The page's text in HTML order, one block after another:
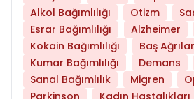
Alkol Bağımlılığı
Otizm
Esrar Bağımlılığı
Alzheimer
Kokain Bağımlılığı
Baş
Kumar Bağımlılığı
Demans
Sanal Bağımlılık
Migren
Parkinson
Kadın Hastalıkları